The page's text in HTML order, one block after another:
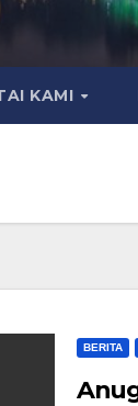
KAMI
BERITA